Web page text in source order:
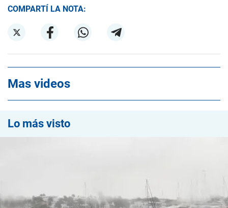
COMPARTÍ LA NOTA:
Mas videos
Lo más visto